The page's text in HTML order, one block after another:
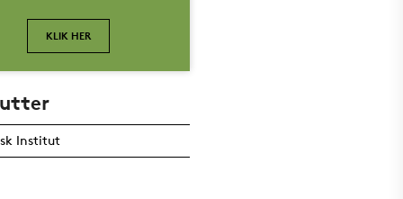
KLIK HER
Institut